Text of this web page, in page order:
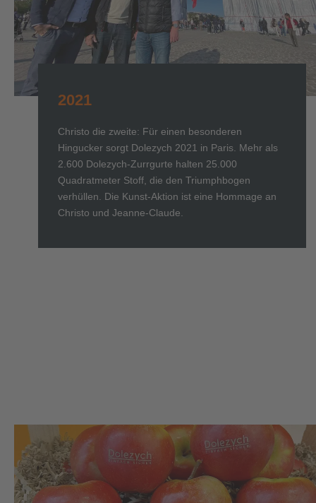
2021
Christo die zweite: Für einen besonderen
Hingucker sorgt Dolezych 2021 in Paris. Mehr als
2.600 Dolezych-Zurrgurte halten 25.000
Quadratmeter Stoff, die den Triumphbogen
verhüllen. Die Kunst-Aktion ist eine Hommage an
Christo und Jeanne-Claude.